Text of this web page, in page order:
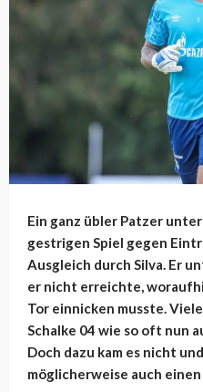
Ein ganz übler Patzer
gestrigen Spiel gegen
Ausgleich durch Silva. Er
er nicht erreichte,
Tor einnicken musste.
Schalke 04 wie so oft nun
Doch dazu kam es nicht
möglicherweise auch